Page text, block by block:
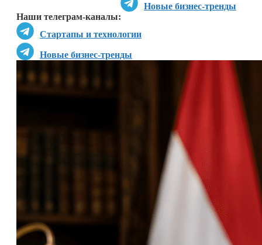
Новые бизнес-тренды
Наши телеграм-каналы:
Стартапы и технологии
Новые бизнес-тренды